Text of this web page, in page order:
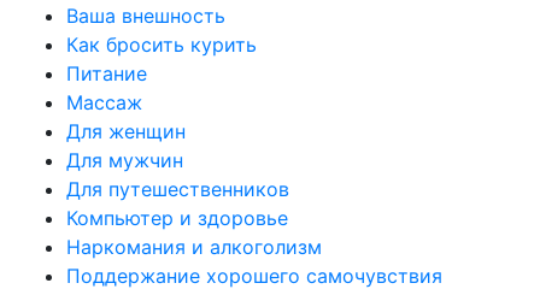
Ваша внешность
Как бросить курить
Питание
Массаж
Для женщин
Для мужчин
Для путешественников
Компьютер и здоровье
Наркомания и алкоголизм
Поддержание хорошего самочувствия